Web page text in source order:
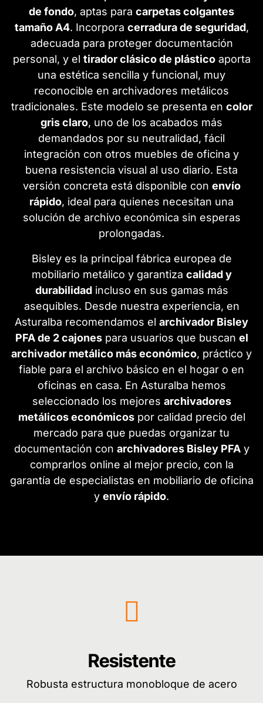
de fondo, aptas para carpetas colgantes
tamaño A4. Incorpora cerradura de seguridad,
adecuada para proteger documentación
personal, y el tirador clásico de plásticoaporta
una estética sencilla y funcional, muy
reconocible en archivadores metálicos
tradicionales. Este modelo se presenta en color
gris claro, uno de los acabados más
demandados por su neutralidad, fácil
integración con otros muebles de oficina y
buena resistencia visual al uso diario. Esta
versión concreta está disponible con envío
rápido, ideal para quienes necesitan una
solución de archivo económica sin esperas
prolongadas.
Bisley es la principal fábrica europea de
mobiliario metálico y garantiza calidad y
durabilidadincluso en sus gamas más
asequibles. Desde nuestra experiencia, en
Asturalba recomendamos el archivador Bisley
PFA de 2 cajonespara usuarios que buscan el
archivador metálico más económico, práctico y
fiable para el archivo básico en el hogar o en
oficinas en casa. En Asturalba hemos
seleccionado los mejores archivadores
metálicos económicospor calidad precio del
mercado para que puedas organizar tu
documentación con archivadores Bisley PFAy
comprarlos online al mejor precio, con la
garantía de especialistas en mobiliario de oficina
y envío rápido.
Resistente
Robusta estructura monobloque de acero